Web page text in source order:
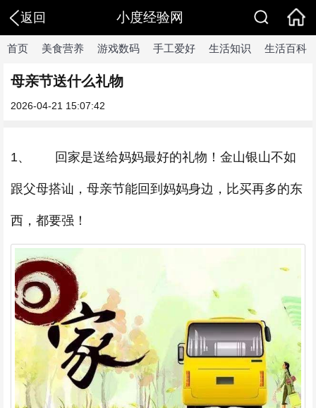
返回 小度经验网
首页 美食营养 游戏数码 手工爱好 生活知识 生活百科
母亲节送什么礼物
2026-04-21 15:07:42
1、 回家是送给妈妈最好的礼物！金山银山不如
跟父母搭讪，母亲节能回到妈妈身边，比买再多的东
西，都要强！